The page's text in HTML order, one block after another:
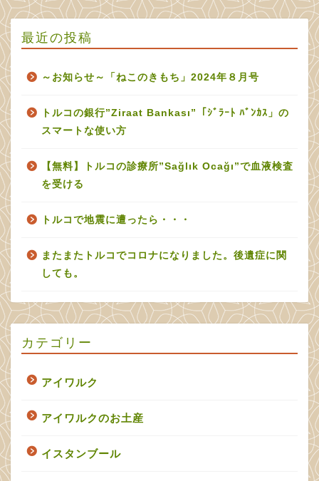
最近の投稿
～お知らせ～「ねこのきもち」2024年８月号
トルコの銀行”Ziraat Bankası”「ｼﾞﾗｰﾄ ﾊﾞﾝｶｽ」の
スマートな使い方
【無料】トルコの診療所”Sağlık Ocağı”で血液検査
を受ける
トルコで地震に遭ったら・・・
またまたトルコでコロナになりました。後遺症に関
しても。
カテゴリー
アイワルク
アイワルクのお土産
イスタンブール